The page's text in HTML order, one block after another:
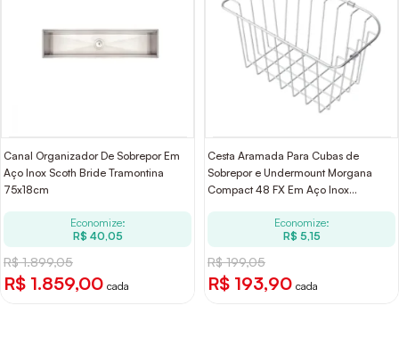
Canal Organizador De Sobrepor Em
Aço Inox Scoth Bride Tramontina
75x18cm
Economize:
R$ 40,05
R$ 1.899,05
R$ 1.859,00 cada
Cesta Aramada Para Cubas de
Sobrepor e Undermount Morgana
Compact 48 FX Em Aço Inox
Economize:
R$ 5,15
R$ 199,05
R$ 193,90 cada